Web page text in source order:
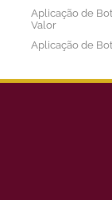
Aplicação de
Valor
Aplicação de
Aplicação de
Bioestimulador